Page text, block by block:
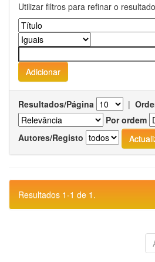
Utilizar filtros para refinar o
Resultados/Página |
Por ordem
Autores/Registo
Resultados 1-1 de 1.